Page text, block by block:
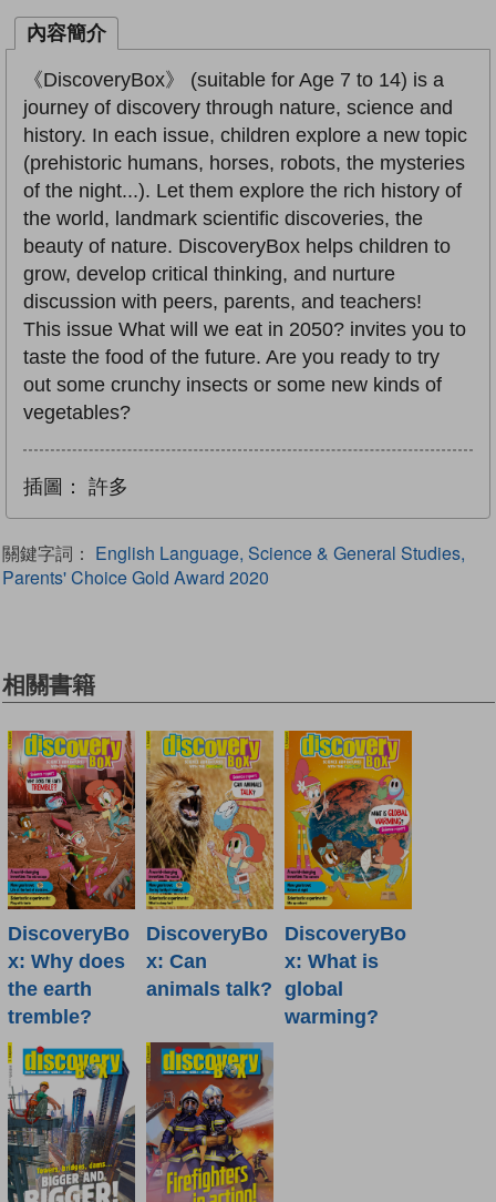
內容簡介
《DiscoveryBox》 (suitable for Age 7 to 14) is a
journey of discovery through nature, science and
history. In each issue, children explore a new topic
(prehistoric humans, horses, robots, the mysteries
of the night...). Let them explore the rich history of
the world, landmark scientific discoveries, the
beauty of nature. DiscoveryBox helps children to
grow, develop critical thinking, and nurture
discussion with peers, parents, and teachers!
This issue What will we eat in 2050? invites you to
taste the food of the future. Are you ready to try
out some crunchy insects or some new kinds of
vegetables?
插圖： 許多
關鍵字詞： English Language, Science & General Studies,
Parents' Choice Gold Award 2020
相關書籍
DiscoveryBo
x: Why does
the earth
tremble?
DiscoveryBo
x: Can
animals talk?
DiscoveryBo
x: What is
global
warming?